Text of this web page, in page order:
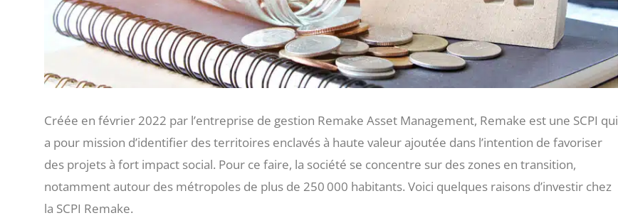
Créée en février 2022 par l’entreprise de gestion Remake Asset Management, Remake est une SCPI qui
a pour mission d’identifier des territoires enclavés à haute valeur ajoutée dans l’intention de favoriser
des projets à fort impact social. Pour ce faire, la société se concentre sur des zones en transition,
notamment autour des métropoles de plus de 250 000 habitants. Voici quelques raisons d’investir chez
la SCPI Remake.